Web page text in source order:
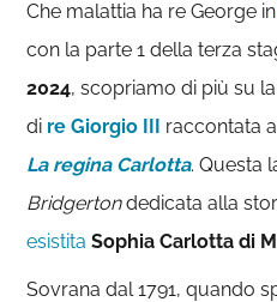
Che malattia ha re George in
con la parte 1 della terza
2024, scopriamo di più su la
di re Giorgio III raccontata
La regina Carlotta. Questa
Bridgertondedicata alla
esistita Sophia Carlotta di
Sovrana dal 1791, quando